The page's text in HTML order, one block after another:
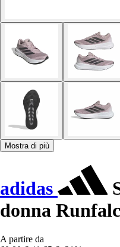
Mostra di più
adidas
donna
A partire da